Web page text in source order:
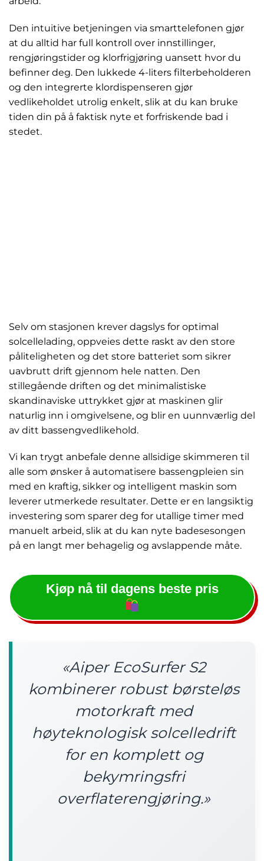
Den intuitive betjeningen via smarttelefonen gjør
at du alltid har full kontroll over innstillinger,
rengjøringstider og klorfrigjøring uansett hvor du
befinner deg. Den lukkede 4-liters filterbeholderen
og den integrerte klordispenseren gjør
vedlikeholdet utrolig enkelt, slik at du kan bruke
tiden din på å faktisk nyte et forfriskende bad i
stedet.
Selv om stasjonen krever dagslys for optimal
solcellelading, oppveies dette raskt av den store
påliteligheten og det store batteriet som sikrer
uavbrutt drift gjennom hele natten. Den
stillegående driften og det minimalistiske
skandinaviske uttrykket gjør at maskinen glir
naturlig inn i omgivelsene, og blir en uunnværlig del
av ditt bassengvedlikehold.
Vi kan trygt anbefale denne allsidige skimmeren til
alle som ønsker å automatisere bassengpleien sin
med en kraftig, sikker og intelligent maskin som
leverer utmerkede resultater. Dette er en langsiktig
investering som sparer deg for utallige timer med
manuelt arbeid, slik at du kan nyte badesesongen
på en langt mer behagelig og avslappende måte.
Kjøp nå til dagens beste pris
«Aiper EcoSurfer S2
kombinerer robust børsteløs
motorkraft med
høyteknologisk solcelledrift
for en komplett og
bekymringsfri
overflaterengjøring.»